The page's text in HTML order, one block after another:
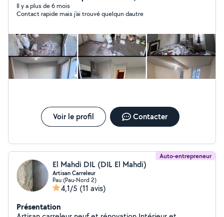
Il y a plus de 6 mois
Contact rapide mais j'ai trouvé quelqun dautre
Voir le profil Contacter
Auto-entrepreneur
El Mahdi DIL (DIL El Mahdi)
Artisan Carreleur
Pau (Pau-Nord 2)
4,1/5 (11 avis)
Présentation